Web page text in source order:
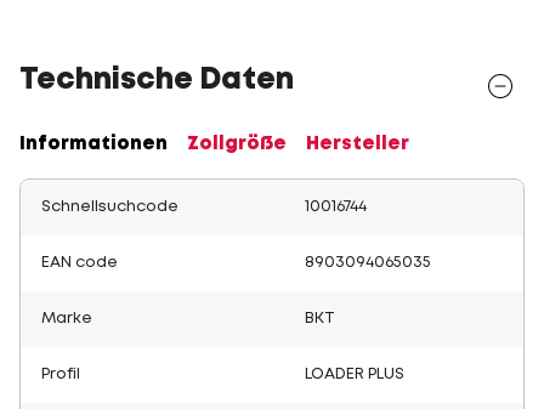
Technische Daten
Informationen Zollgröße Hersteller
Schnellsuchcode 10016744
EAN code 8903094065035
Marke BKT
Profil LOADER PLUS